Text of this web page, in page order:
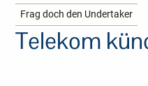
Frag doch den Undertaker
Telekom